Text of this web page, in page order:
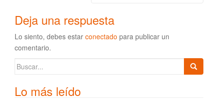
Deja una respuesta
Lo siento, debes estar conectado para publicar un
comentario.
Buscar:
Lo más leído